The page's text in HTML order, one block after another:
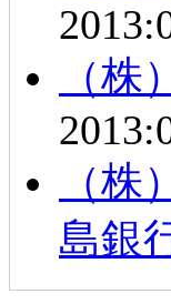
（
（
島銀